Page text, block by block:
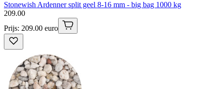
Stonewish Ardenner split geel 8-16 mm - big bag 1000 kg
209.00
Prijs: 209.00 euro